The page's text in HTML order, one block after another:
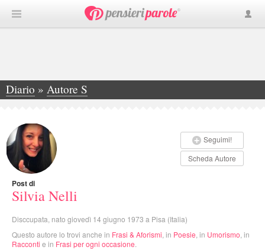
Diario » Autore S
»Silvia Nelli
Seguimi!
Scheda Autore
Post di
Silvia Nelli
Disccupata, nato giovedì 14 giugno 1973 a Pisa (Italia)
Questo autore lo trovi anche in Frasi & Aforismi , in Poesie , in Umorismo , in
Racconti e in Frasi per ogni occasione